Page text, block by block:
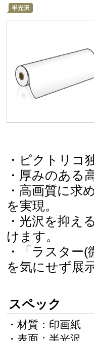
・ピクトリコ
・厚みのある
・高画質に求
を実現。
・光沢を抑え
けます。
・「ラスター
を気にせず展
スペック
・材質：印画紙